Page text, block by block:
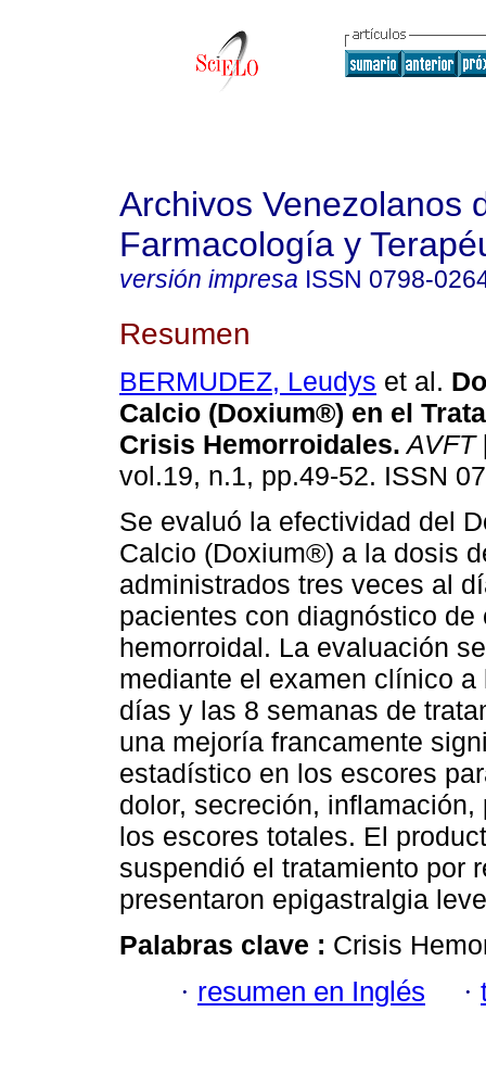
Archivos Venezolanos
Farmacología y
versión impresa ISSN 0798-
Resumen
BERMUDEZ, Leudys et al.
Calcio (Doxium®) en el
Crisis Hemorroidales. AVFT
vol.19, n.1, pp.49-52. ISSN
Se evaluó la efectividad del
Calcio (Doxium®) a la dosis
administrados tres veces al
pacientes con diagnóstico de
hemorroidal. La evaluación
mediante el examen clínico a
días y las 8 semanas de
una mejoría francamente
estadístico en los escores
dolor, secreción,
los escores totales. El
suspendió el tratamiento por
presentaron epigastralgia
Palabras clave : Crisis
· resumen en Inglés ·